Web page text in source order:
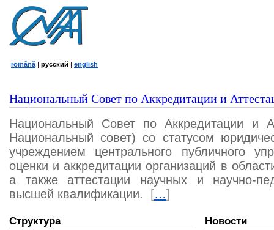
română | русский | english
Национальный Совет по Аккредитации и
Национальный Совет по Аккредитации и
Национальный совет) со статусом
учреждением центрального публичного
оценки и аккредитации организаций в
а также аттестации научных и научно-
высшей квалификации.
[…]
Структура Новости